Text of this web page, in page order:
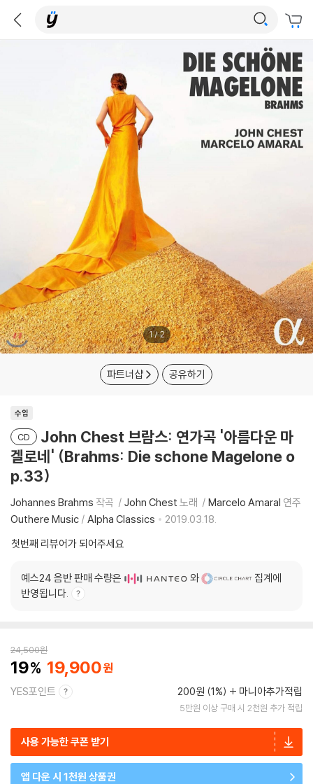
1/2
파트너샵 공유하기
수입
CD
John Chest 브람스: 연가곡 '아름다운 마
겔로네' (Brahms: Die schone Magelone o
p.33)
Johannes Brahms 작곡 John Chest 노래 Marcelo Amaral 연주
Outhere Music / Alpha Classics
2019.03.18.
첫번째 리뷰어가 되어주세요
예스24 음반 판매 수량은 와
집계에
반영됩니다.
24,500원
19 19,900
YES포인트 200원 (1%) 마니아추가적립
5만원 이상 구매 시 2천원 추가 적립
사용 가능한 쿠폰 받기
앱 다운 시 1천원 상품권